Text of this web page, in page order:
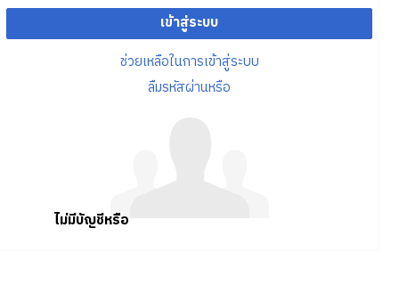
เข้าสู่ระบบ
ช่วยเหลือในการเข้าสู่ระบบ
ลืมรหัสผ่านหรือ
ไม่มีบัญชีหรือ